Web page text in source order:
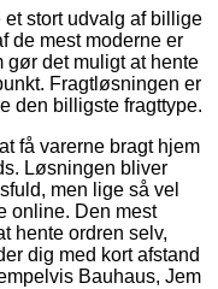
stort udvalg af billige
de mest moderne er
det muligt at hente
Fragtløsningen er
den billigste fragttype.
få varerne bragt hjem
Løsningen bliver
men lige så vel
online. Den mest
hente ordren selv,
dig med kort afstand
Bauhaus, Jem